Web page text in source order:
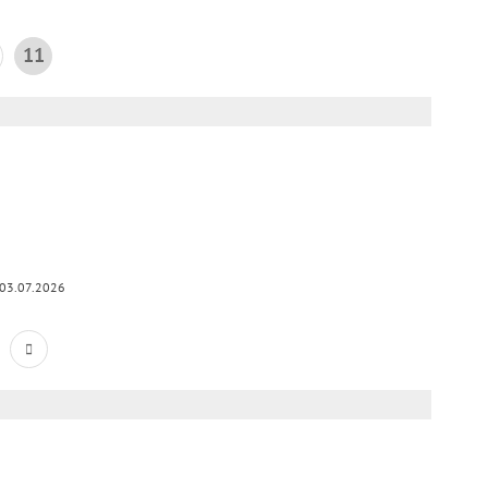
11
03.07.2026